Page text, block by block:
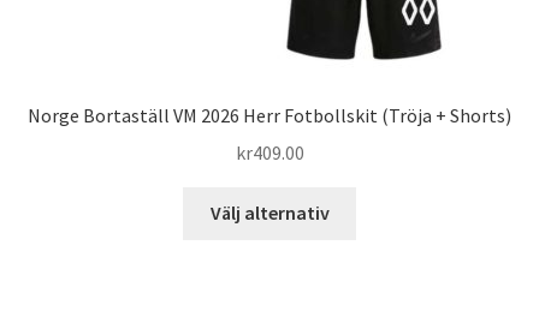
Norge Bortaställ VM 2026 Herr Fotbollskit (Tröja + Shorts)
kr409.00
Välj alternativ